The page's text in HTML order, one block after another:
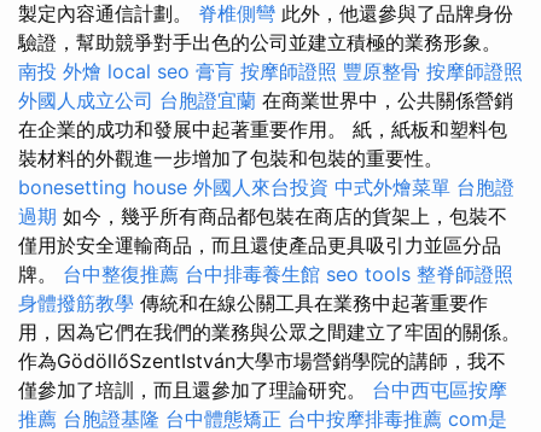
製定內容通信計劃。 脊椎側彎 此外，他還參與了品牌身份
驗證，幫助競爭對手出色的公司並建立積極的業務形象。
南投 外燴 local seo 膏肓 按摩師證照 豐原整骨 按摩師證照
外國人成立公司 台胞證宜蘭 在商業世界中，公共關係營銷
在企業的成功和發展中起著重要作用。 紙，紙板和塑料包
裝材料的外觀進一步增加了包裝和包裝的重要性。
bonesetting house 外國人來台投資 中式外燴菜單 台胞證
過期 如今，幾乎所有商品都包裝在商店的貨架上，包裝不
僅用於安全運輸商品，而且還使產品更具吸引力並區分品
牌。 台中整復推薦 台中排毒養生館 seo tools 整脊師證照
身體撥筋教學 傳統和在線公關工具在業務中起著重要作
用，因為它們在我們的業務與公眾之間建立了牢固的關係。
作為GödöllőSzentIstván大學市場營銷學院的講師，我不
僅參加了培訓，而且還參加了理論研究。 台中西屯區按摩
推薦 台胞證基隆 台中體態矯正 台中按摩排毒推薦 com是